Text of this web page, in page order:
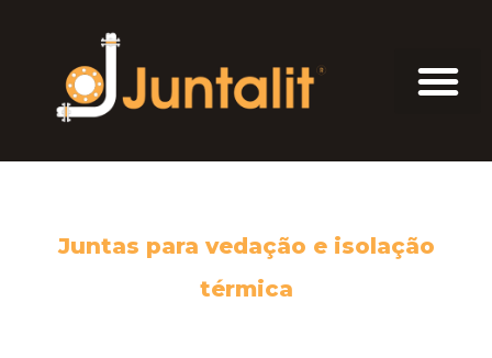
Juntas para vedação e isolação
térmica